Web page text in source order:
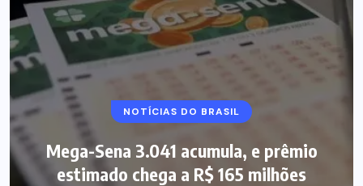
NOTÍCIAS DO BRASIL
Mega-Sena 3.041 acumula, e prêmio
estimado chega a R$ 165 milhões